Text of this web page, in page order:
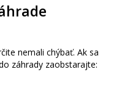
nemali chýbať. Ak sa
záhrady zaobstarajte: